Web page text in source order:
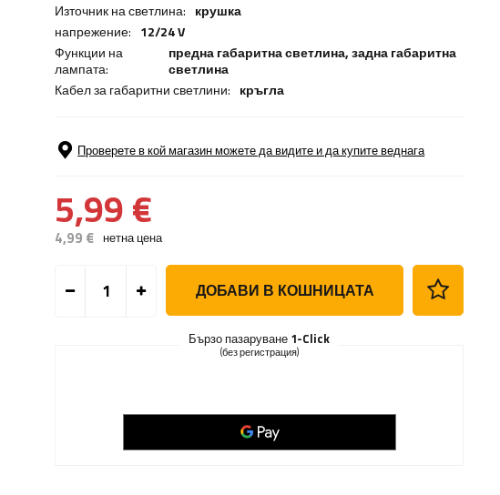
Източник на светлина: крушка
напрежение: 12/24 V
Функции на
лампата:
предна габаритна светлина,задна габаритна
светлина
Кабел за габаритни светлини: кръгла
Проверете в кой магазин можете да видите и да купите веднага
5,99 €
4,99 € нетна цена
ДОБАВИ В КОШНИЦАТА
Бързо пазаруване 1-Click
(без регистрация)